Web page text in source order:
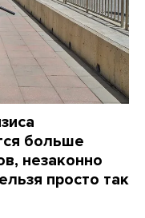
больше
незаконно
просто так